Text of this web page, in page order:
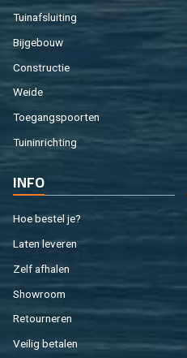
Tuin­af­slui­ting
Bij­ge­bouw
Con­struc­tie
Weide
Toe­gangs­poor­ten
Tuin­in­rich­ting
INFO
Hoe be­stel je?
Laten le­ve­ren
Zelf af­ha­len
Show­room
Re­tour­ne­ren
Vei­lig be­ta­len